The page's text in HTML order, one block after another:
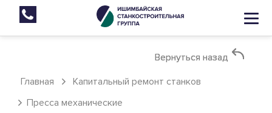
Вернуться назад
Главная
Вернуться назад
Капитальный ремонт станков
Пресса механические